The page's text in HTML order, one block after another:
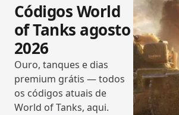
Códigos World
of Tanks agosto
2026
Ouro, tanques e dias
premium grátis — todos
os códigos atuais de
World of Tanks, aqui.